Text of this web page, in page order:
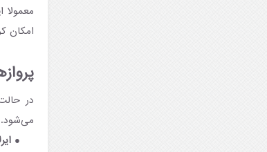
معمولا ا
امکان
در
می‌شود.